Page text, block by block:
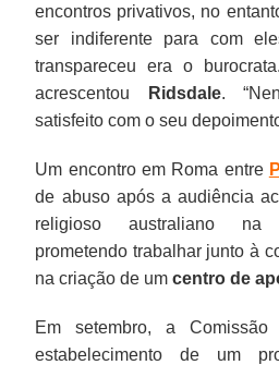
encontros privativos, no
ser indiferente para com
transpareceu era o
acrescentou
Ridsdale.
satisfeito com o seu
Um encontro em Roma entre
de abuso após a audiência
religioso australiano na
prometendo trabalhar junto à
na criação de umcentro de
Em setembro, a
estabelecimento de um